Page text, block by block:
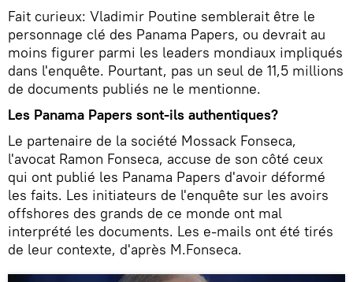
Fait curieux: Vladimir Poutine semblerait être le
personnage clé des Panama Papers, ou devrait au
moins figurer parmi les leaders mondiaux impliqués
dans l'enquête. Pourtant, pas un seul de 11,5 millions
de documents publiés ne le mentionne.
Les Panama Papers sont-ils authentiques?
Le partenaire de la société Mossack Fonseca,
l'avocat Ramon Fonseca, accuse de son côté ceux
qui ont publié les Panama Papers d'avoir déformé
les faits. Les initiateurs de l'enquête sur les avoirs
offshores des grands de ce monde ont mal
interprété les documents. Les e-mails ont été tirés
de leur contexte, d'après M.Fonseca.